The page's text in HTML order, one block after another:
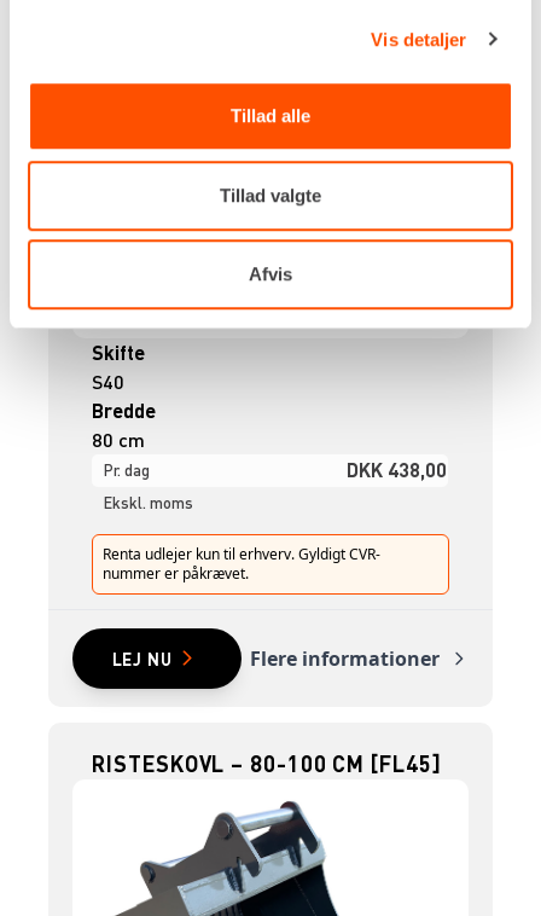
Vis detaljer
Tillad alle
Tillad valgte
Afvis
Skifte
S40
Bredde
80 cm
Pr. dag DKK 438,00
Ekskl. moms
Renta udlejer kun til erhverv. Gyldigt CVR-
nummer er påkrævet.
LEJ NU Flere informationer
RISTESKOVL – 80-100 CM [FL45]